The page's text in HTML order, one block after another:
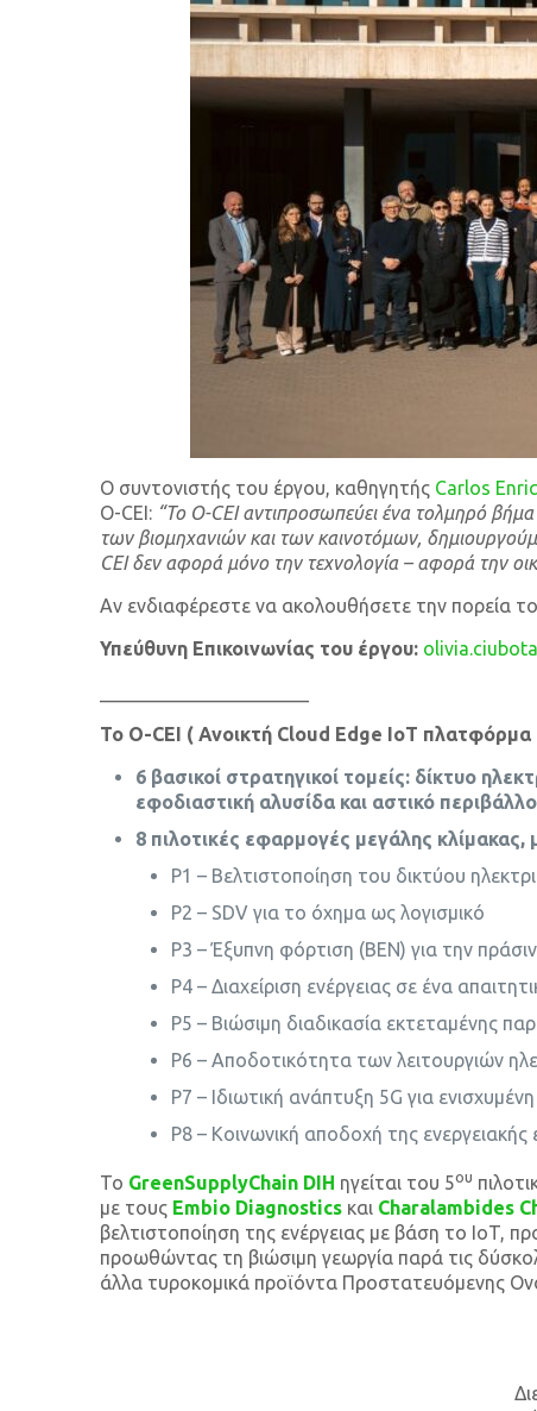
Ο συντονιστής του έργου, καθηγητής Carlos
O-CEI: “Το O-CEI αντιπροσωπεύει ένα τολμηρό
των βιομηχανιών και των καινοτόμων,
CEI δεν αφορά μόνο την τεχνολογία – αφορά την
Αν ενδιαφέρεστε να ακολουθήσετε την πορεία
Υπεύθυνη Επικοινωνίας του έργου:
Το O-CEI ( Ανοικτή Cloud Edge IoT πλατφόρμα
6 βασικοί στρατηγικοί τομείς: δίκτυο
εφοδιαστική αλυσίδα και αστικό
8 πιλοτικές εφαρμογές μεγάλης
P1 – Βελτιστοποίηση του δικτύου
P2 – SDV για το όχημα ως λογισμικό
P3 – Έξυπνη φόρτιση (ΒΕΝ) για την
P4 – Διαχείριση ενέργειας σε ένα
P5 – Βιώσιμη διαδικασία εκτεταμένης
P6 – Αποδοτικότητα των λειτουργιών
P7 – Ιδιωτική ανάπτυξη 5G για
P8 – Κοινωνική αποδοχή της ενεργειακής
To GreenSupplyChain DIH ηγείται του 5ου
με τους Embio Diagnostics και Charalambides
βελτιστοποίηση της ενέργειας με βάση το IoT,
προωθώντας τη βιώσιμη γεωργία παρά τις
άλλα τυροκομικά προϊόντα Προστατευόμενης